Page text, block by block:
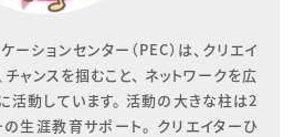
ーションセンター（PEC）は、クリエイ
ャンスを掴むこと、 ネットワークを広
活動しています。 活動の大きな柱は2
の生涯教育サポート。 クリエイターひ